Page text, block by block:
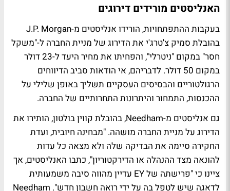
האנליסטים מורידים דירוגים
בעקבות ההתפתחויות, הורידו אנליסטים מ-J.P. Morgan
בהובלת סמיק צ'טרג'י את הדירוג של מניית החברה ל-"משקל
חסר" במקום "ניטרלי", והפחיתו את מחיר היעד ל-23 דולר
במקום 50 דולר. לדבריהם, אי הודאות סביב הדיווחים
הרגולטוריים והבסיסים העסקיים תשליך באופן שלילי על
ההכנסות, התמחור והיתרונות התחרותיים של החברה.
גם אנליסטים מ-Needham, בהובלת קווין בולטון, הותירו את
הדירוג על מניית החברה מושהה. "מבחינה חיובית, ועדת
החקירה סיימה את הבדיקה שלה ולא מצאה כל עדות
להונאה מצד ההנהלה או הדירקטוריון", כתבו האנליסטים, אך
ציינו כי "פרישתה של EY עדיין מהווה סיבה משמעותית
לדאגה שיש לטפל בה על ידי רואה חשבון חדש". Needham